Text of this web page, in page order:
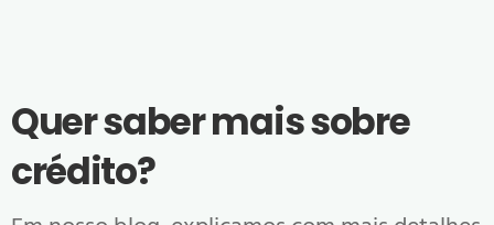
Quer saber mais sobre
crédito?